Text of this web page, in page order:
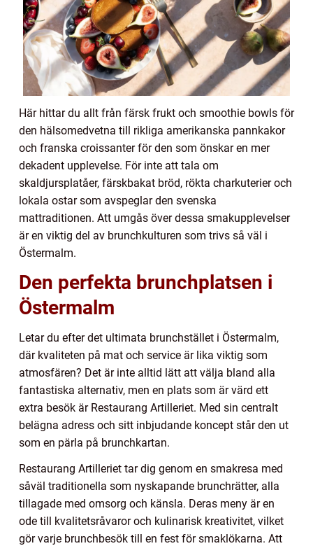
Här hittar du allt från färsk frukt och smoothie bowls för
den hälsomedvetna till rikliga amerikanska pannkakor
och franska croissanter för den som önskar en mer
dekadent upplevelse. För inte att tala om
skaldjursplatåer, färskbakat bröd, rökta charkuterier och
lokala ostar som avspeglar den svenska
mattraditionen. Att umgås över dessa smakupplevelser
är en viktig del av brunchkulturen som trivs så väl i
Östermalm.
Den perfekta brunchplatsen i
Östermalm
Letar du efter det ultimata brunchstället i Östermalm,
där kvaliteten på mat och service är lika viktig som
atmosfären? Det är inte alltid lätt att välja bland alla
fantastiska alternativ, men en plats som är värd ett
extra besök är Restaurang Artilleriet. Med sin centralt
belägna adress och sitt inbjudande koncept står den ut
som en pärla på brunchkartan.
Restaurang Artilleriet tar dig genom en smakresa med
såväl traditionella som nyskapande brunchrätter, alla
tillagade med omsorg och känsla. Deras meny är en
ode till kvalitetsråvaror och kulinarisk kreativitet, vilket
gör varje brunchbesök till en fest för smaklökarna. Att